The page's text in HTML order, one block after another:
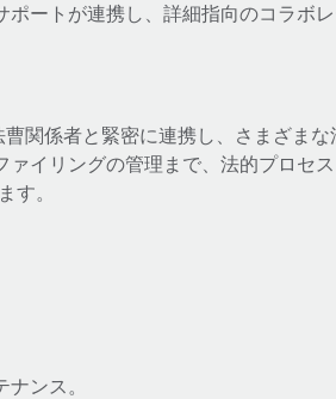
ートが連携し、詳細指向のコラボ
関係者と緊密に連携し、さまざまな
イリングの管理まで、法的プロセ
す。
ンス。